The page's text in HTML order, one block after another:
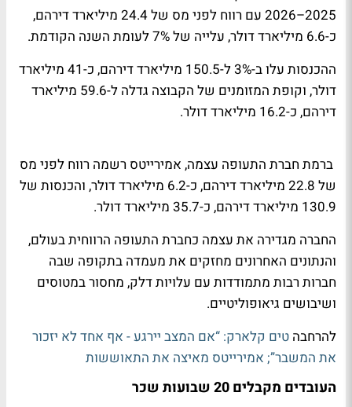
2025–2026 עם רווח לפני מס של 24.4 מיליארד דירהם,
כ-6.6 מיליארד דולר, עלייה של 7% לעומת השנה הקודמת.
ההכנסות עלו ב-3% ל-150.5 מיליארד דירהם, כ-41 מיליארד
דולר, וקופת המזומנים של הקבוצה גדלה ל-59.6 מיליארד
דירהם, כ-16.2 מיליארד דולר.
ברמת חברת התעופה עצמה, אמירייטס רשמה רווח לפני מס
של 22.8 מיליארד דירהם, כ-6.2 מיליארד דולר, והכנסות של
130.9 מיליארד דירהם, כ-35.7 מיליארד דולר.
החברה מגדירה את עצמה כחברת התעופה הרווחית בעולם,
והנתונים האחרונים מחזקים את מעמדה בתקופה שבה
חברות רבות מתמודדות עם עלויות דלק, מחסור במטוסים
ושיבושים גיאופוליטיים.
להרחבה טים קלארק: “אם המצב יירגע - אף אחד לא יזכור
את המשבר”; אמירייטס מאיצה את התאוששות
העובדים מקבלים 20 שבועות שכר